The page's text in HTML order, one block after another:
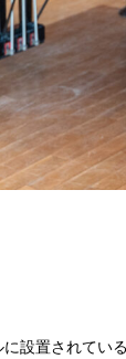
設置されてい